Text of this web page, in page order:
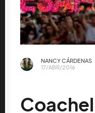
NANCY CÁRDENAS
17/ABR/2016